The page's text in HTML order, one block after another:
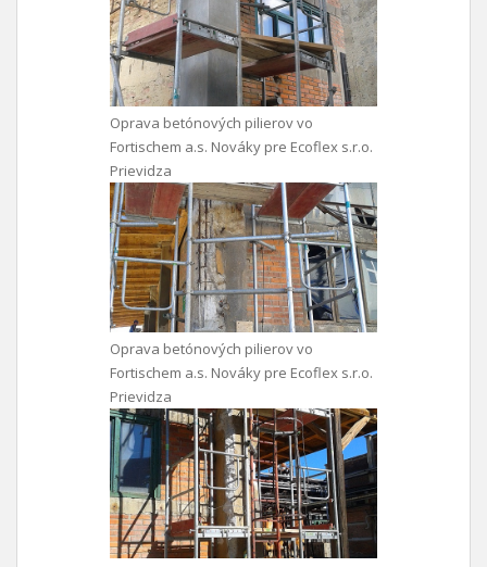
Oprava betónových pilierov vo
Fortischem a.s. Nováky pre Ecoflex s.r.o.
Prievidza
Oprava betónových pilierov vo
Fortischem a.s. Nováky pre Ecoflex s.r.o.
Prievidza